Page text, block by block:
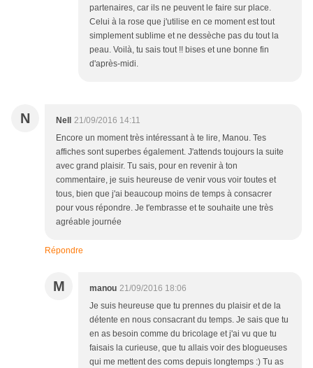
partenaires, car ils ne peuvent le faire sur place.
Celui à la rose que j'utilise en ce moment est tout
simplement sublime et ne dessèche pas du tout la
peau. Voilà, tu sais tout !! bises et une bonne fin
d'après-midi.
N Nell
21/09/2016 14:11
Encore un moment très intéressant à te lire, Manou. Tes
affiches sont superbes également. J'attends toujours la suite
avec grand plaisir. Tu sais, pour en revenir à ton
commentaire, je suis heureuse de venir vous voir toutes et
tous, bien que j'ai beaucoup moins de temps à consacrer
pour vous répondre. Je t'embrasse et te souhaite une très
agréable journée
Répondre
M manou 21/09/2016 18:06
Je suis heureuse que tu prennes du plaisir et de la
détente en nous consacrant du temps. Je sais que tu
en as besoin comme du bricolage et j'ai vu que tu
faisais la curieuse, que tu allais voir des blogueuses
qui me mettent des coms depuis longtemps :) Tu as